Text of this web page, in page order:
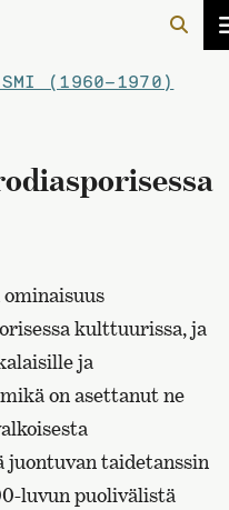
(1960–1970)
kulttuurissa, ja
ja
on asettanut ne
taidetanssin
luvun puolivälistä